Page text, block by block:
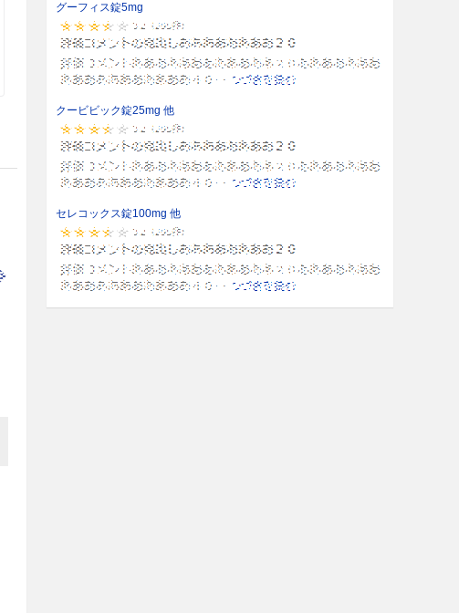
グーフィス錠5mg
クービビック錠25mg 他
セレコックス錠100mg 他